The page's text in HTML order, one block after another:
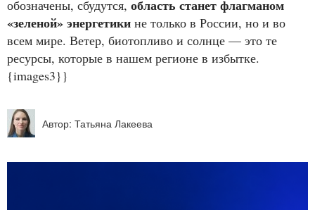
обозначены, сбудутся, область станет флагманом
«зеленой» энергетики не только в России, но и во
всем мире. Ветер, биотопливо и солнце — это те
ресурсы, которые в нашем регионе в избытке.
{images3}}
Автор: Татьяна Лакеева